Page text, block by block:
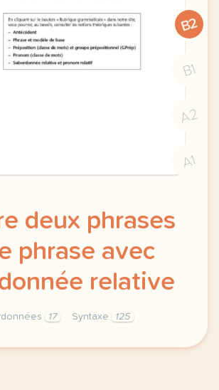
B2
B1
A2
A1
deux phrases
phrase avec
relative
17 Syntaxe 125
phrases en une phrase syntaxe